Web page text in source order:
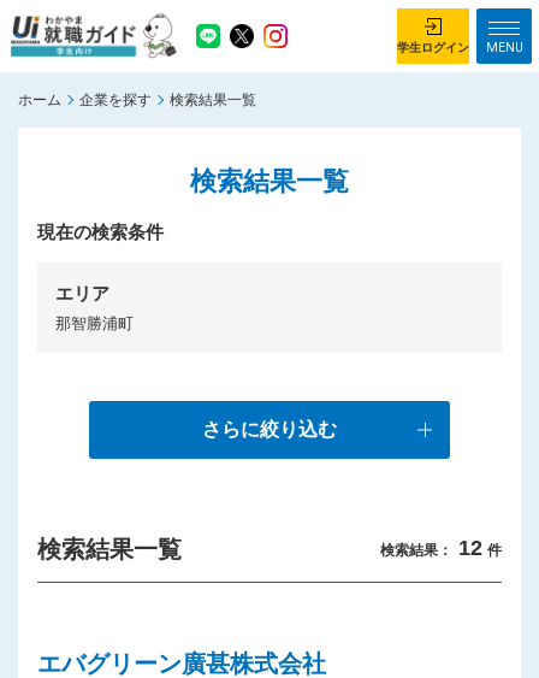
企業を探す
がっつり就業体験コース
お知らせ
ちょこっと仕事体験コース トップ
利用規約
学生ログイン MENU
ホーム 企業を探す 検索結果一覧
検索結果一覧
現在の検索条件
エリア
那智勝浦町
さらに絞り込む
検索結果一覧 検索結果： 12 件
エバグリーン廣甚株式会社